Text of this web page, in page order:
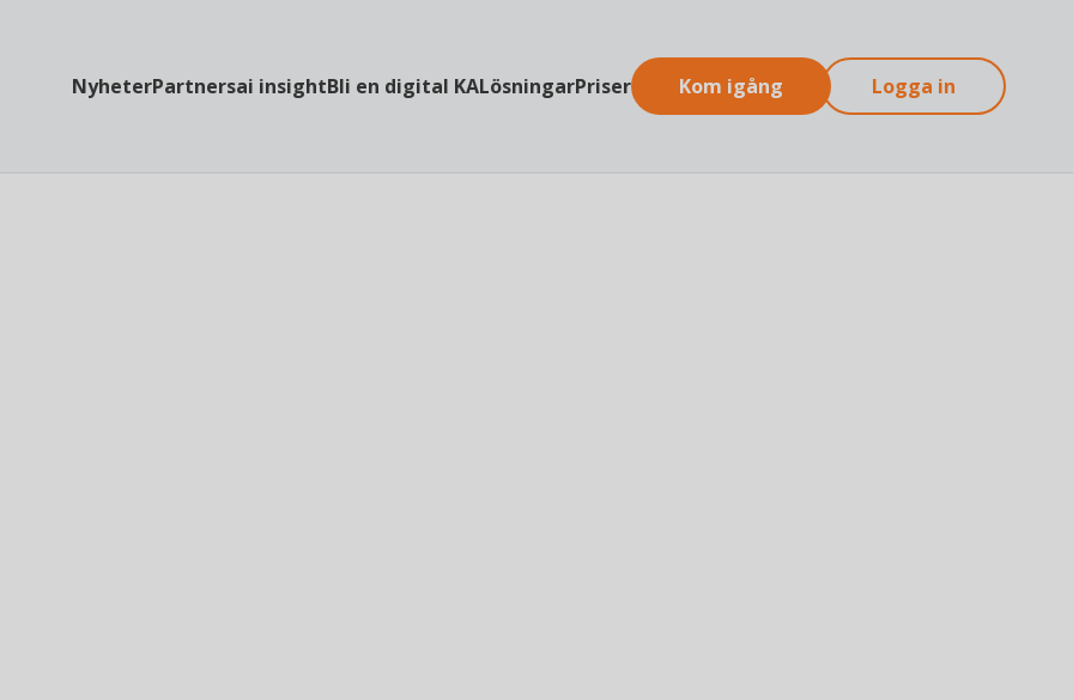
NyheterPartnersai insightBli en digital KALösningarPriser Kom igång Logga in